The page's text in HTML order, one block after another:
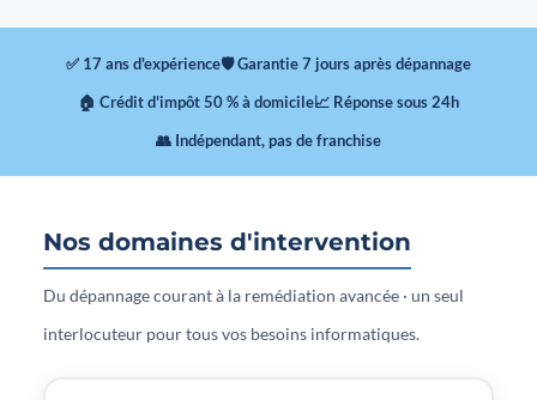
✅ 17 ans d'expérience🛡 Garantie 7 jours après dépannage
🏠 Crédit d'impôt 50 % à domicile📈 Réponse sous 24h
👥 Indépendant, pas de franchise
Nos domaines d'intervention
Du dépannage courant à la remédiation avancée · un seul
interlocuteur pour tous vos besoins informatiques.